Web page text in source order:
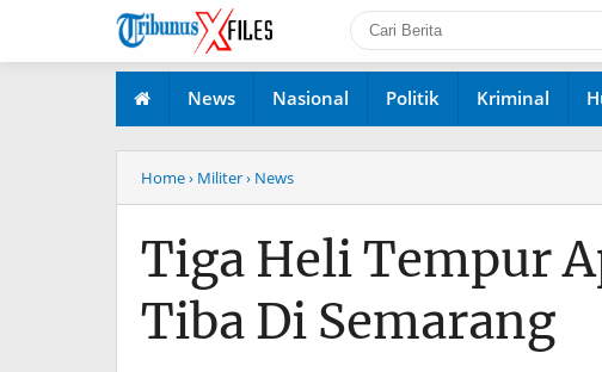
News Nasional Politik Kriminal
Home› Militer› News
Tiga Heli Tempur
Tiba Di Semarang